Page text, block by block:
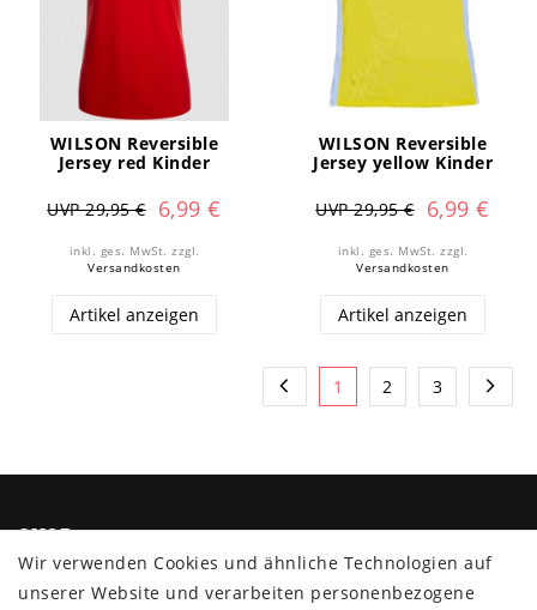
WILSON Reversible
Jersey red Kinder
UVP 29,95 € 6,99 €
inkl. ges. MwSt. zzgl.
Versandkosten
Artikel anzeigen
WILSON Reversible
Jersey yellow Kinder
UVP 29,95 € 6,99 €
inkl. ges. MwSt. zzgl.
Versandkosten
Artikel anzeigen
1 2 3
SHOP
Impressum
Wir verwenden Cookies und ähnliche Technologien auf
unserer Website und verarbeiten personenbezogene